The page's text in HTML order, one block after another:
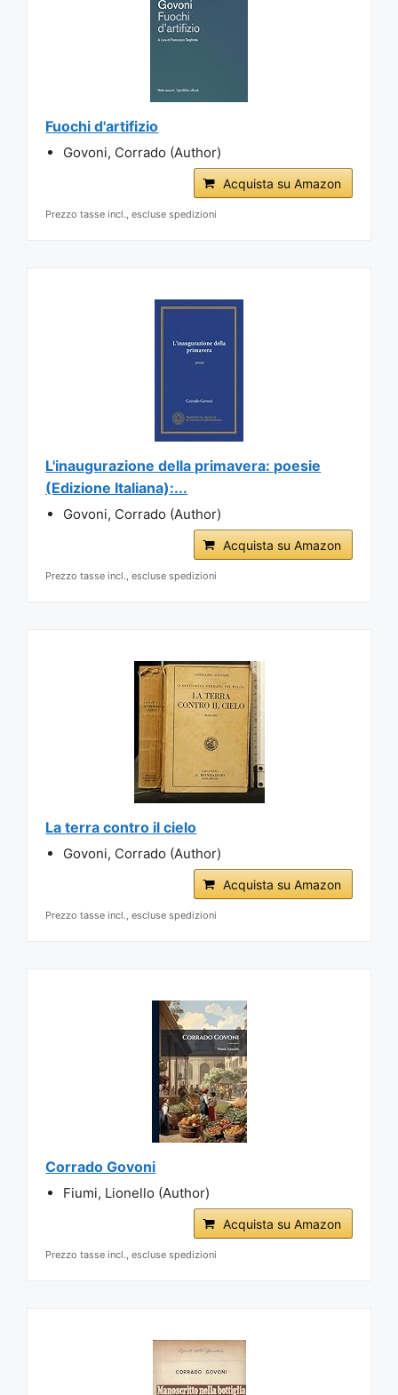
Fuochi d'artifizio
Govoni, Corrado (Author)
Acquista su Amazon
Prezzo tasse incl., escluse spedizioni
L'inaugurazione della primavera: poesie
(Edizione Italiana):...
Govoni, Corrado (Author)
Acquista su Amazon
Prezzo tasse incl., escluse spedizioni
La terra contro il cielo
Govoni, Corrado (Author)
Acquista su Amazon
Prezzo tasse incl., escluse spedizioni
Corrado Govoni
Fiumi, Lionello (Author)
Acquista su Amazon
Prezzo tasse incl., escluse spedizioni